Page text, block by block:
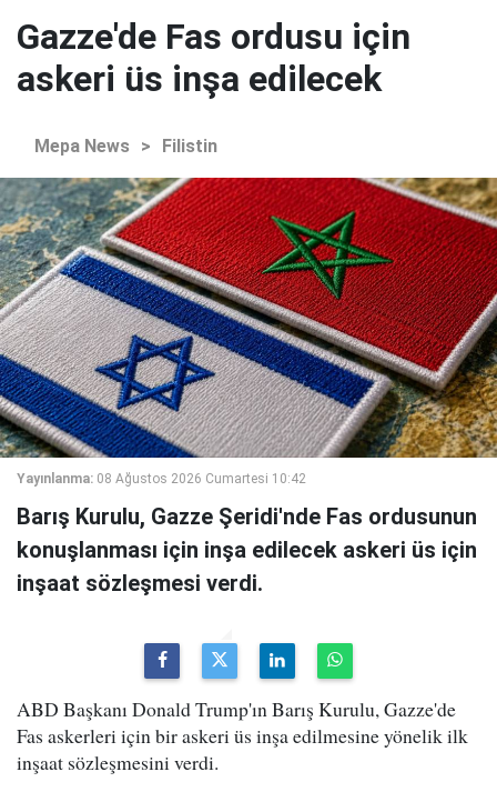
Gazze'de Fas ordusu için
askeri üs inşa edilecek
Mepa News > Filistin
Yayınlanma: 08 Ağustos 2026 Cumartesi 10:42
Barış Kurulu, Gazze Şeridi'nde Fas ordusunun
konuşlanması için inşa edilecek askeri üs için
inşaat sözleşmesi verdi.
ABD Başkanı Donald Trump'ın Barış Kurulu, Gazze'de
Fas askerleri için bir askeri üs inşa edilmesine yönelik ilk
inşaat sözleşmesini verdi.